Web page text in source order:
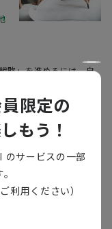
略」を進めるには、自
本稿では、最先端半導
広域連携を結びつける
す。
じた地域活性化を担
限定の
もう！
サービスの一部
利用ください）